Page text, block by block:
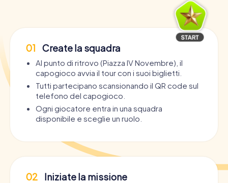
01 Create la squadra
Al punto di ritrovo (Piazza IV Novembre), il
capogioco avvia il tour con i suoi biglietti.
Tutti partecipano scansionando il QR code sul
telefono del capogioco.
Ogni giocatore entra in una squadra
disponibile e sceglie un ruolo.
02 Iniziate la missione